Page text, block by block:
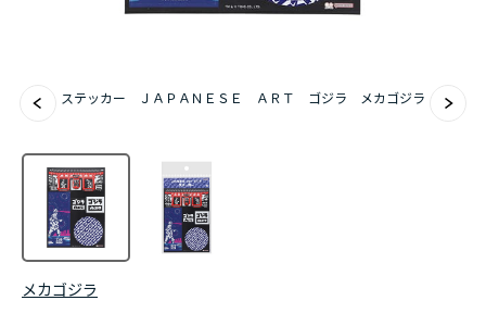
ステッカー ＪＡＰＡＮＥＳＥ ＡＲＴ ゴジラ メカゴジラ
メカゴジラ